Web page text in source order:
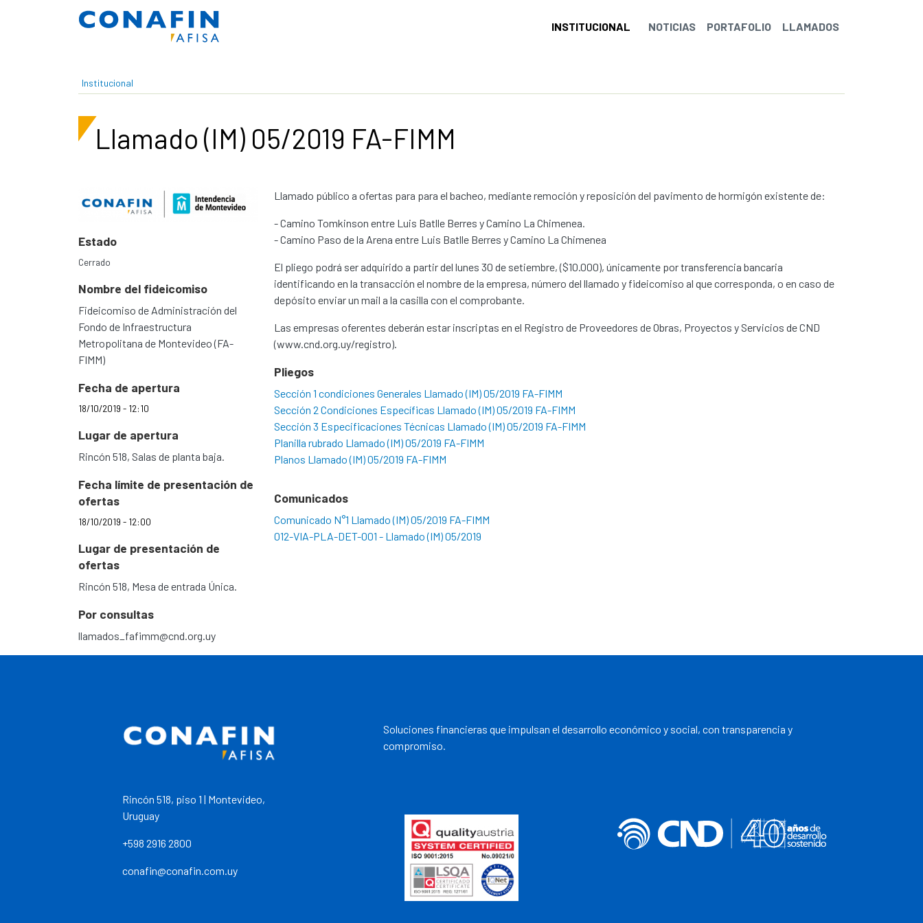
Pasar al contenido principal
INSTITUCIONAL
NOTICIAS PORTAFOLIO LLAMADOS
Institucional
Llamado (IM) 05/2019 FA-FIMM
Estado
Cerrado
Nombre del fideicomiso
Fideicomiso de Administración del
Fondo de Infraestructura
Metropolitana de Montevideo (FA-
FIMM)
Fecha de apertura
18/10/2019 - 12:10
Lugar de apertura
Rincón 518, Salas de planta baja.
Fecha límite de presentación de
ofertas
18/10/2019 - 12:00
Lugar de presentación de
ofertas
Rincón 518, Mesa de entrada Única.
Por consultas
llamados_fafimm@cnd.org.uy
Llamado público a ofertas para para el bacheo, mediante remoción y reposición del pavimento de hormigón existente de:
- Camino Tomkinson entre Luis Batlle Berres y Camino La Chimenea.
- Camino Paso de la Arena entre Luis Batlle Berres y Camino La Chimenea
El pliego podrá ser adquirido a partir del lunes 30 de setiembre, ($10.000), únicamente por transferencia bancaria
identificando en la transacción el nombre de la empresa, número del llamado y fideicomiso al que corresponda, o en caso de
depósito enviar un mail a la casilla con el comprobante.
Las empresas oferentes deberán estar inscriptas en el Registro de Proveedores de Obras, Proyectos y Servicios de CND
(www.cnd.org.uy/registro).
Pliegos
Sección 1 condiciones Generales Llamado (IM) 05/2019 FA-FIMM
Sección 2 Condiciones Específicas Llamado (IM) 05/2019 FA-FIMM
Sección 3 Especificaciones Técnicas Llamado (IM) 05/2019 FA-FIMM
Planilla rubrado Llamado (IM) 05/2019 FA-FIMM
Planos Llamado (IM) 05/2019 FA-FIMM
Comunicados
Comunicado N°1 Llamado (IM) 05/2019 FA-FIMM
012-VIA-PLA-DET-001 - Llamado (IM) 05/2019
Rincón 518, piso 1 | Montevideo,
Uruguay
+598 2916 2800
conafin@conafin.com.uy
Soluciones financieras que impulsan el desarrollo económico y social, con transparencia y
compromiso.